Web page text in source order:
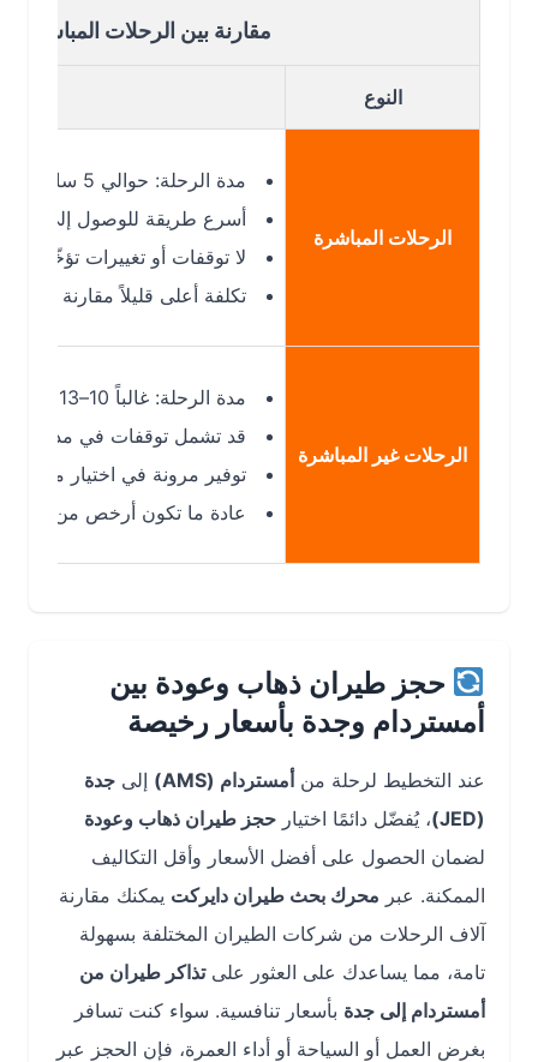
مقارنة بين الرحلات المباشرة
الرحلات المباشرة
مدة الرحلة: حوالي 5 ساعات 45 دقيقة تقريباً.
أسرع طريقة للوصول إلى جدة.
لا توقفات أو تغييرات تؤخّر الرحلة.
تكلفة أعلى قليلاً مقارنة بالغالبية
الرحلات غير المباشرة
مدة الرحلة: غالباً 10–13 ساعة أو أكثر حسب التوقف.
قد تشمل توقفات في مدن مثل
توفير مرونة في اختيار مواعيد
عادة ما تكون أرخص من الرحلات
حجز طيران ذهاب وعودة بين
أمستردام وجدة بأسعار رخيصة
عند التخطيط لرحلة منأمستردام (AMS) إلىجدة
، يُفضّل دائمًا اختيارحجز طيران ذهاب وعودة
لضمان الحصول على أفضل الأسعار وأقل التكاليف
الممكنة. عبرمحرك بحث طيران دايركتيمكنك مقارنة
آلاف الرحلات من شركات الطيران المختلفة بسهولة
تامة، مما يساعدك على العثور على تذاكر طيران من
أمستردام إلى جدةبأسعار تنافسية. سواء كنت تسافر
بغرض العمل أو السياحة أو أداء العمرة، فإن الحجز عبر